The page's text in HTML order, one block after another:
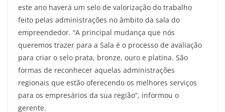
este ano haverá um selo de valorização do trabalho
feito pelas administrações no âmbito da sala do
empreendedor. “A principal mudança que nós
queremos trazer para a Sala é o processo de avaliação
para criar o selo prata, bronze, ouro e platina. São
formas de reconhecer aquelas administrações
regionais que estão oferecendo os melhores serviços
para os empresários da sua região”, informou o
gerente.